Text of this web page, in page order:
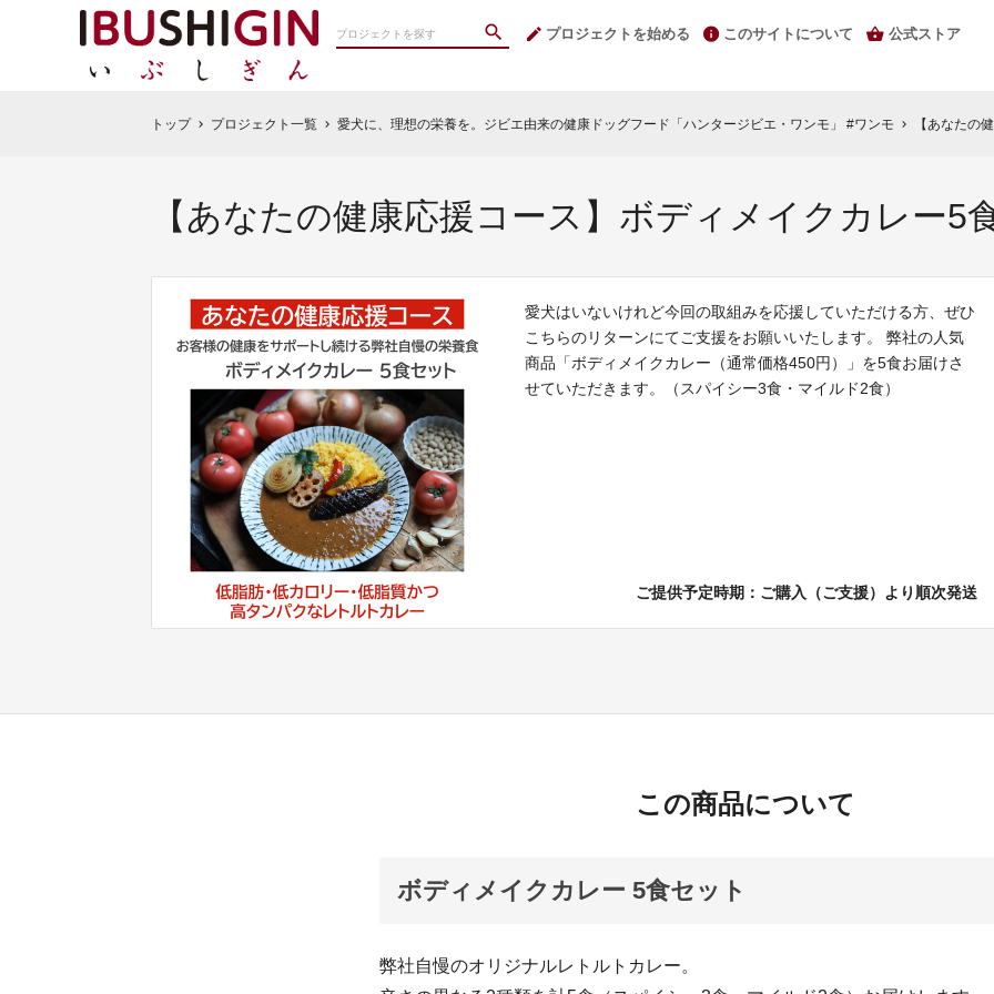
プロジェクトを始める このサイトについて 公式ストア
トップ chevron_right プロジェクト一覧 chevron_right 愛犬に、理想の栄養を。ジビエ由来の健康ドッグフード「ハンタージビエ・ワンモ」 #ワンモ chevron_right 【あなたの
【あなたの健康応援コース】ボディメイクカレー5
愛犬はいないけれど今回の取組みを応援していただける方、ぜひ
こちらのリターンにてご支援をお願いいたします。 弊社の人気
商品「ボディメイクカレー（通常価格450円）」を5食お届けさ
せていただきます。（スパイシー3食・マイルド2食）
ご提供予定時期：ご購入（ご支援）より順次発送
この商品について
ボディメイクカレー 5食セット
弊社自慢のオリジナルレトルトカレー。